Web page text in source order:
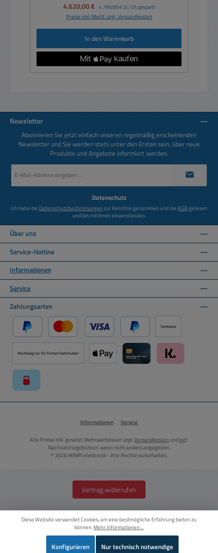
Verkaufspreis:
4.620,00 € Regulärer Preis:
4.799,00 € (3.73% gespart)
Preise inkl. MwSt. zzgl. Versandkosten
In den Warenkorb
Newsletter
Abonnieren Sie jetzt einfach unseren regelmäßig erscheinenden
Newsletter und Sie werden stets unter den Ersten sein, über neue
Produkte und Angebote informiert werden.
Mail-
Datenschutz
Ich habe die Datenschutzbestimmungenzur Kenntnis genommen und dieAGBgelesen
und bin mit ihnen einverstanden.
Über uns
Service-Hotline
Informationen
Service
Zahlungsarten
PayPal Kredit- oder Debitkarte über PayPal
Später Bezahlen über PayPal
Vorkasse
Rechnung nur für Firmen Kommunen
Informationen Service
Alle Preise inkl. gesetzl. Mehrwertsteuer zzgl.Versandkosten und ggf.
Nachnahmegebühren, wenn nicht anders angegeben.
© 2026 HENRI elektronik - Alle Rechte vorbehalten.
Vertrag widerrufen
Diese Website verwendet Cookies, um eine bestmögliche Erfahrung bieten zu
können.Mehr Informationen ...
Nur technisch notwendige
Konfigurieren